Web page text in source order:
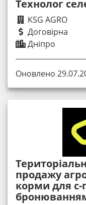
Технолог
KSG AGRO
Договірна
Дніпро
Оновлено
продажу
корми для с-